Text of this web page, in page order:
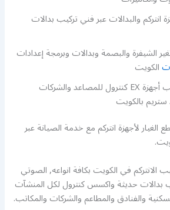
انتركم والبدالات عبر فني تركيب بدالات
الشيفرة والبصمة وبدالات وبرمجة إعدادات
الكويت
نوفر أيضا خدمة تركيب أجهزة EX كنترول للمصاعد والشركات
ستريم بالكويت
لأجهزة انتركم مع خدمة الصيانة عبر
في الكويت بكافة انواعه, الصوتي
بدالات حديثة واكسس كنترول لكل المنشآت
والفنادق والمطاعم والشركات والمكاتب.